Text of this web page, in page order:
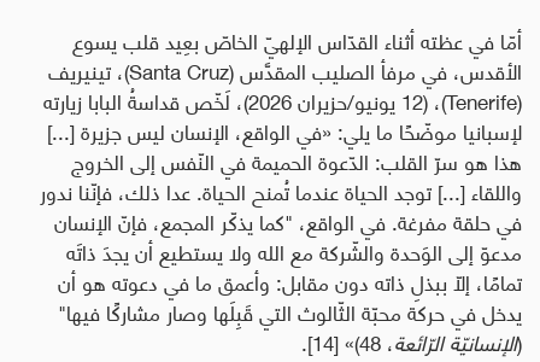
أمّا في عظته أثناء القدّاس الإلهيّ الخاصّ بعِيد قلب يسوع
الأقدس، في مرفأ الصليب المقدَّس (Santa Cruz)، تينيريف
(
Tenerife )، (12 يونيو/حزيران 2026)، لَخّص قداسةُ البابا زيارته
لإسبانيا موضّحًا ما يلي: «في الواقع، الإنسان ليس جزيرة [...]
هذا هو سرّ القلب: الدّعوة الحميمة في النّفس إلى الخروج
واللقاء [...] توجد الحياة عندما تُمنح الحياة. عدا ذلك، فإنّنا ندور
في حلقة مفرغة. في الواقع، "كما يذكّر المجمع، فإنّ الإنسان
مدعوّ إلى الوَحدة والشّركة مع الله ولا يستطيع أن يجدَ ذاتَه
تمامًا، إلّا ببذلِ ذاته دون مقابل: وأعمق ما في دعوته هو أن
يدخل في حركة محبّة الثّالوث التي قَبِلَها وصار مشاركًا فيها"
(الإنسانيّة الرّائعة، 48) » [14].